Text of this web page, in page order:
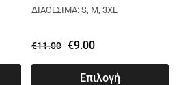
ΔΙΑΘΕΣΙΜΑ: S, M, 3XL
€11.00 €9.00
Επιλογή